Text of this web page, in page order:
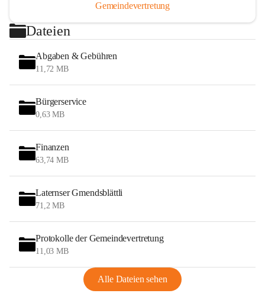
Gemeindevertretung
Dateien
Abgaben & Gebühren
11,72 MB
Bürgerservice
0,63 MB
Finanzen
63,74 MB
Laternser Gmendsblättli
71,2 MB
Protokolle der Gemeindevertretung
11,03 MB
Alle Dateien sehen